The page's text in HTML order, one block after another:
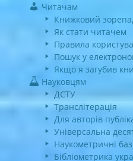
Читачам
Книжковий
Як стати читачем
Правила
Пошук у
Якщо я загубив
Науковцям
ДСТУ
Транслітерація
Для авторів
Універсальна
Наукометричні
Бібліометрика